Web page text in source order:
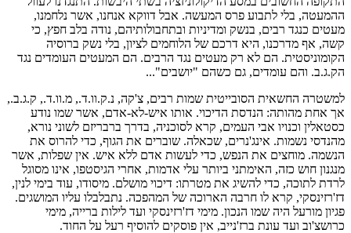
ההמעטה, בלי לתבוע פרס המעשה. אבל דווקא אנחנו, אשר נלחמנו,
מעטים כנגד רבים, בנשק ומדיניות ובתחבולותיהם, נודה בלב חפץ, כי
קשה, אף מדרכנו, היא דרכם של הלוחמים לציון, בלי נשק ברוסיה
הקומוניסטית. הם לא רק מעטים נגד הרבים. הם המעטים העומדים נגד
הק.ג.ב. והם עומדים, גם כשהם "יושבים"...
למשטרה החשאית הסובייטית שמות רבים, צ'קה, נ.ק.וו.ד., מ.וו.ד., ק.ג.ב.,
אך אחת מהותה: הנדסת הדיכוי. אותו איש-לא-אדם, אשר שמו נודע
כסטאלין וכנויו אבי העמים, קרא לסוכניה, בדרך ברבריזם לשוני נורא,
מהנדסי נשמות. אינג'נרים, שכאלה. שוברים את הגוף, כדי להרוס את
הנשמה. מוחצים את הנפש, כדי לעשות אדם ללא איש. אין שפלות, אשר
מנגנון חוש כזה, האימתני ביותר עלי אדמות, אחרי הגיסטפו, אינו מסוגל
לרדת לתוכה, כדי להשיג את מטרתו: דיכוי מושלם. מיסודו, עוד בימי לנין,
דז'רזינסקי, קרא לו חרבה הארוכה של המהפכה. נתבלבלו עליו המושגים.
פגיון מורעל היה שמו הנכון. מימי דז'רזינסקי ועד לילות ברייה, מימי
כרושצ'וב ועד עונת ברז'נייב, אין פוסקים להוסיף רעל על החוד.